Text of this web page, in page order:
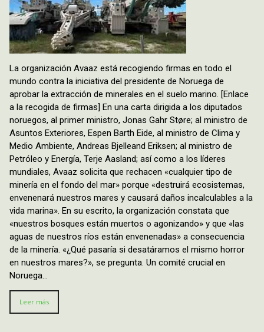
La organización Avaaz está recogiendo firmas en todo el
mundo contra la iniciativa del presidente de Noruega de
aprobar la extracción de minerales en el suelo marino. [Enlace
a la recogida de firmas] En una carta dirigida a los diputados
noruegos, al primer ministro, Jonas Gahr Støre; al ministro de
Asuntos Exteriores, Espen Barth Eide, al ministro de Clima y
Medio Ambiente, Andreas Bjelleand Eriksen; al ministro de
Petróleo y Energía, Terje Aasland; así como a los líderes
mundiales, Avaaz solicita que rechacen «cualquier tipo de
minería en el fondo del mar» porque «destruirá ecosistemas,
envenenará nuestros mares y causará daños incalculables a la
vida marina». En su escrito, la organización constata que
«nuestros bosques están muertos o agonizando» y que «las
aguas de nuestros ríos están envenenadas» a consecuencia
de la minería. «¿Qué pasaría si desatáramos el mismo horror
en nuestros mares?», se pregunta. Un comité crucial en
Noruega…
Leer más